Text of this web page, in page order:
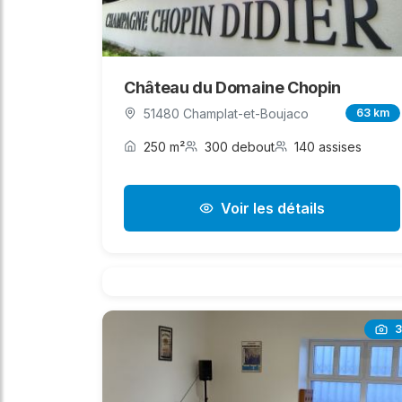
Château du Domaine Chopin
51480 Champlat-et-Boujaco 63 km
250 m² 300 debout 140 assises
Voir les détails
3